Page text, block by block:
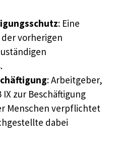
: Eine
vorherigen
: Arbeitgeber,
IX zur Beschäftigung
Menschen verpflichtet
dabei